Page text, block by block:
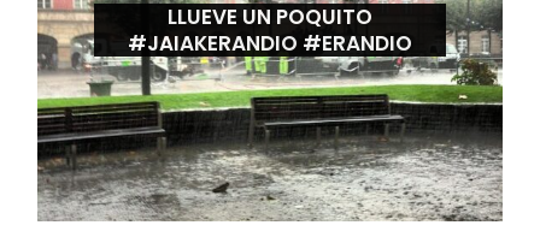
LLUEVE UN POQUITO
#JAIAKERANDIO #ERANDIO